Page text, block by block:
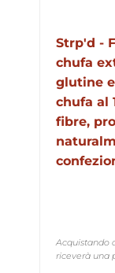
Strp'd -
chufa
glutine
chufa al
fibre,
Acquistando
riceverà una